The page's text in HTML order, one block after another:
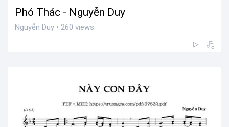
Phó Thác - Nguyễn Duy
Nguyễn Duy • 260 views